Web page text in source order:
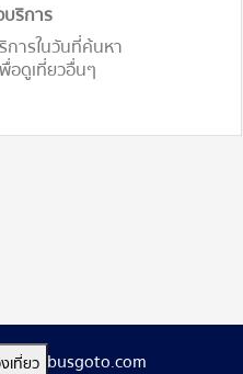
บริการ
การในวันที่ค้นหา
อดูเที่ยวอื่นๆ
เที่ยว